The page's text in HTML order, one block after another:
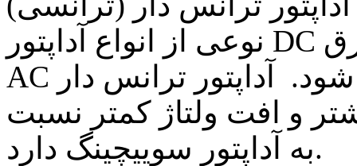
نوعی از انواع آداپتور DC که در آن توسط ترانسفورماتور برق
AC کاهش و سپس یکسوسازی می شود. آداپتور ترانس دار
و افت ولتاژ کمتر نسبت
به آداپتور سوییچینگ دارد.